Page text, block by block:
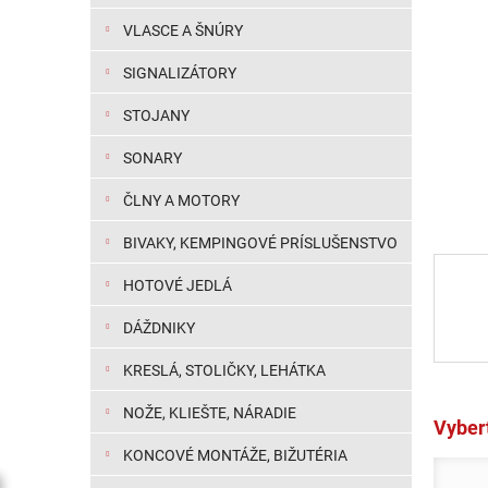
VLASCE A ŠNÚRY
SIGNALIZÁTORY
STOJANY
SONARY
ČLNY A MOTORY
BIVAKY, KEMPINGOVÉ PRÍSLUŠENSTVO
HOTOVÉ JEDLÁ
DÁŽDNIKY
KRESLÁ, STOLIČKY, LEHÁTKA
NOŽE, KLIEŠTE, NÁRADIE
KONCOVÉ MONTÁŽE, BIŽUTÉRIA